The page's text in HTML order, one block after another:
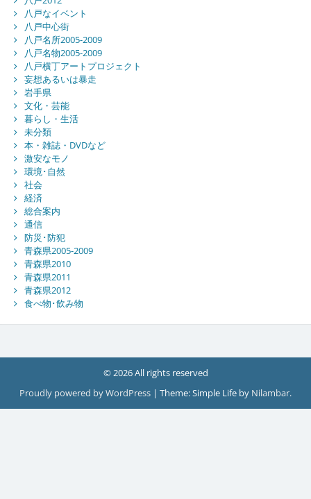
八戸なイベント
八戸中心街
八戸名所2005-2009
八戸名物2005-2009
八戸横丁アートプロジェクト
妄想あるいは暴走
岩手県
文化・芸能
暮らし・生活
未分類
本・雑誌・DVDなど
激安なモノ
環境･自然
社会
経済
総合案内
通信
防災･防犯
青森県2005-2009
青森県2010
青森県2011
青森県2012
食べ物･飲み物
© 2026 All rights reserved
Proudly powered by WordPress | Theme: Simple Life by Nilambar.